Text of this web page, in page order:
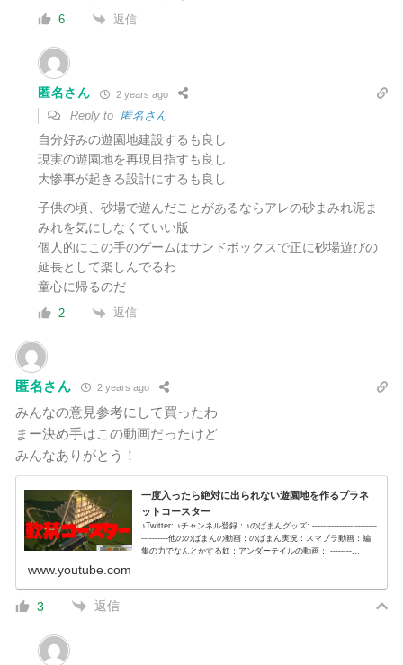
6 返信
匿名さん 2 years ago
Reply to 匿名さん
自分好みの遊園地建設するも良し
現実の遊園地を再現目指すも良し
大惨事が起きる設計にするも良し
子供の頃、砂場で遊んだことがあるならアレの砂まみれ泥ま
みれを気にしなくていい版
個人的にこの手のゲームはサンドボックスで正に砂場遊びの
延長として楽しんでるわ
童心に帰るのだ
2 返信
匿名さん 2 years ago
みんなの意見参考にして買ったわ
まー決め手はこの動画だったけど
みんなありがとう！
一度入ったら絶対に出られない遊園地を作るプラネ
ットコースター
♪Twitter: ♪チャンネル登録：♪のばまんグッズ: ------------------------
----------他ののばまんの動画：のばまん実況：スマブラ動画：編
集の力でなんとかする奴：アンダーテイルの動画： --------...
www.youtube.com
3 返信